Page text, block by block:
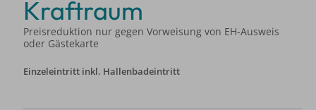
Kraftraum
Preisreduktion nur gegen Vorweisung von EH-Ausweis
oder Gästekarte
Einzeleintritt inkl. Hallenbadeintritt